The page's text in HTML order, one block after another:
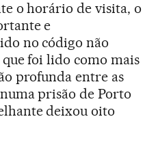
o horário de visita, o
e
no código não
foi lido como mais
profunda entre as
prisão de Porto
deixou oito